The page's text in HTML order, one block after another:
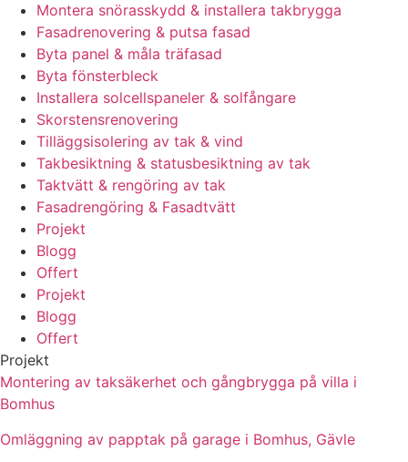
Montera snörasskydd & installera takbrygga
Fasadrenovering & putsa fasad
Byta panel & måla träfasad
Byta fönsterbleck
Installera solcellspaneler & solfångare
Skorstensrenovering
Tilläggsisolering av tak & vind
Takbesiktning & statusbesiktning av tak
Taktvätt & rengöring av tak
Fasadrengöring & Fasadtvätt
Projekt
Blogg
Offert
Projekt
Blogg
Offert
Projekt
Montering av taksäkerhet och gångbrygga på villa i
Bomhus
Omläggning av papptak på garage i Bomhus, Gävle